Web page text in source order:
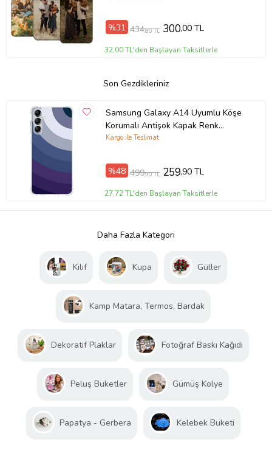
%31 434,80 TL 300,00 TL
32,00 TL'den Başlayan Taksitlerle
Son Gezdikleriniz
Samsung Galaxy A14 Uyumlu Köşe
Korumalı Antişok Kapak Renk
Cümbüşü Tasarımlı Şeffaf Silikon
Kargo ile Teslimat
%48 499,90 TL 259,90 TL
27,72 TL'den Başlayan Taksitlerle
Daha Fazla Kategori
Kılıf Kupa Güller
Kamp Matara, Termos, Bardak
Dekoratif Plaklar Fotoğraf Baskı Kağıdı
Peluş Buketler Gümüş Kolye
Papatya - Gerbera Kelebek Buketi